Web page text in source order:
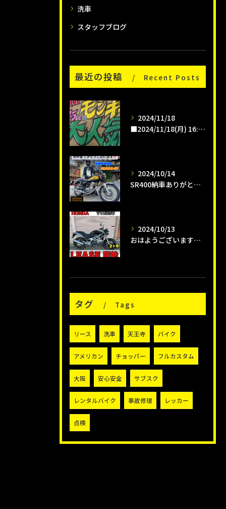
洗車
スタッフブログ
最近の投稿 Recent Posts
2024/11/18
■2024/11/18(月) 16:00pm
2024/10/14
SR400納車ありがとうございます😊
2024/10/13
おはようございます😊タイガーオートインスタクラブです🛵
タグ Tags
リース 洗車 天王寺 バイク
アメリカン チョッパー フルカスタム
大阪 安心安全 サブスク
レンタルバイク 事故修理 レッカー
点検